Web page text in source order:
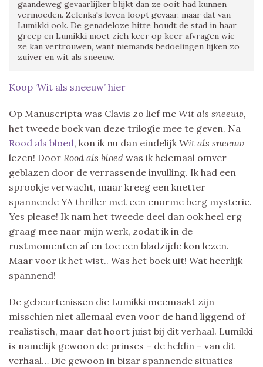
gaandeweg gevaarlijker blijkt dan ze ooit had kunnen
vermoeden. Zelenka's leven loopt gevaar, maar dat van
Lumikki ook. De genadeloze hitte houdt de stad in haar
greep en Lumikki moet zich keer op keer afvragen wie
ze kan vertrouwen, want niemands bedoelingen lijken zo
zuiver en wit als sneeuw.
Koop ‘Wit als sneeuw’ hier
Op Manuscripta was Clavis zo lief me Wit als sneeuw,
het tweede boek van deze trilogie mee te geven. Na
Rood als bloed, kon ik nu dan eindelijk Wit als sneeuw
lezen! Door Rood als bloed was ik helemaal omver
geblazen door de verrassende invulling. Ik had een
sprookje verwacht, maar kreeg een knetter
spannende YA thriller met een enorme berg mysterie.
Yes please! Ik nam het tweede deel dan ook heel erg
graag mee naar mijn werk, zodat ik in de
rustmomenten af en toe een bladzijde kon lezen.
Maar voor ik het wist.. Was het boek uit! Wat heerlijk
spannend!
De gebeurtenissen die Lumikki meemaakt zijn
misschien niet allemaal even voor de hand liggend of
realistisch, maar dat hoort juist bij dit verhaal. Lumikki
is namelijk gewoon de prinses – de heldin – van dit
verhaal… Die gewoon in bizar spannende situaties